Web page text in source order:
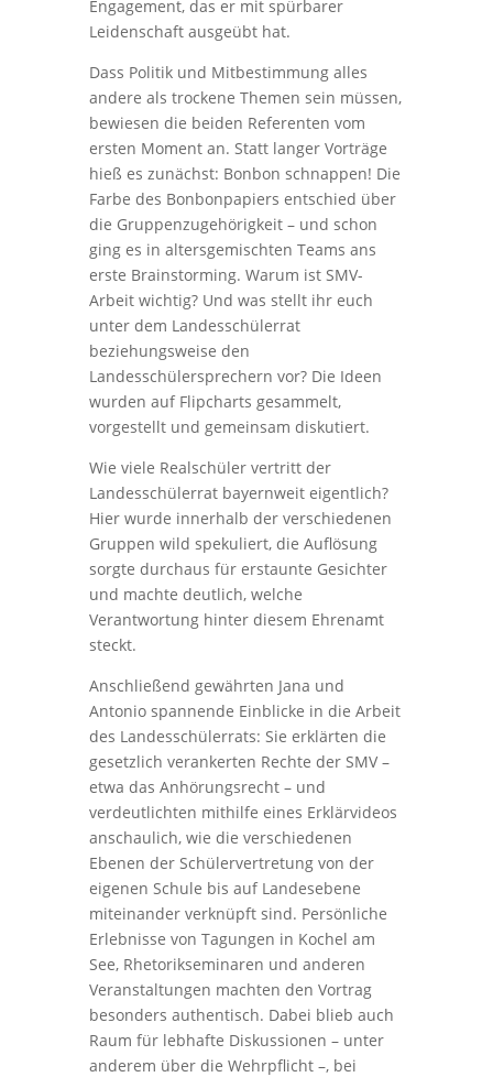
Engagement, das er mit spürbarer
Leidenschaft ausgeübt hat.
Dass Politik und Mitbestimmung alles
andere als trockene Themen sein müssen,
bewiesen die beiden Referenten vom
ersten Moment an. Statt langer Vorträge
hieß es zunächst: Bonbon schnappen! Die
Farbe des Bonbonpapiers entschied über
die Gruppenzugehörigkeit – und schon
ging es in altersgemischten Teams ans
erste Brainstorming. Warum ist SMV-
Arbeit wichtig? Und was stellt ihr euch
unter dem Landesschülerrat
beziehungsweise den
Landesschülersprechern vor? Die Ideen
wurden auf Flipcharts gesammelt,
vorgestellt und gemeinsam diskutiert.
Wie viele Realschüler vertritt der
Landesschülerrat bayernweit eigentlich?
Hier wurde innerhalb der verschiedenen
Gruppen wild spekuliert, die Auflösung
sorgte durchaus für erstaunte Gesichter
und machte deutlich, welche
Verantwortung hinter diesem Ehrenamt
steckt.
Anschließend gewährten Jana und
Antonio spannende Einblicke in die Arbeit
des Landesschülerrats: Sie erklärten die
gesetzlich verankerten Rechte der SMV –
etwa das Anhörungsrecht – und
verdeutlichten mithilfe eines Erklärvideos
anschaulich, wie die verschiedenen
Ebenen der Schülervertretung von der
eigenen Schule bis auf Landesebene
miteinander verknüpft sind. Persönliche
Erlebnisse von Tagungen in Kochel am
See, Rhetorikseminaren und anderen
Veranstaltungen machten den Vortrag
besonders authentisch. Dabei blieb auch
Raum für lebhafte Diskussionen – unter
anderem über die Wehrpflicht –, bei